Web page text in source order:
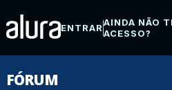
ENTRARAINDA NÃO
ACESSO?
FÓRUM